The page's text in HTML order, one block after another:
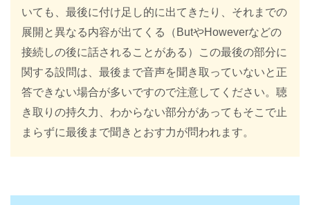
いても、最後に付け足し的に出てきたり、それまでの
展開と異なる内容が出てくる（ButやHoweverなどの
接続しの後に話されることがある）この最後の部分に
関する設問は、最後まで音声を聞き取っていないと正
答できない場合が多いですので注意してください。聴
き取りの持久力、わからない部分があってもそこで止
まらずに最後まで聞きとおす力が問われます。